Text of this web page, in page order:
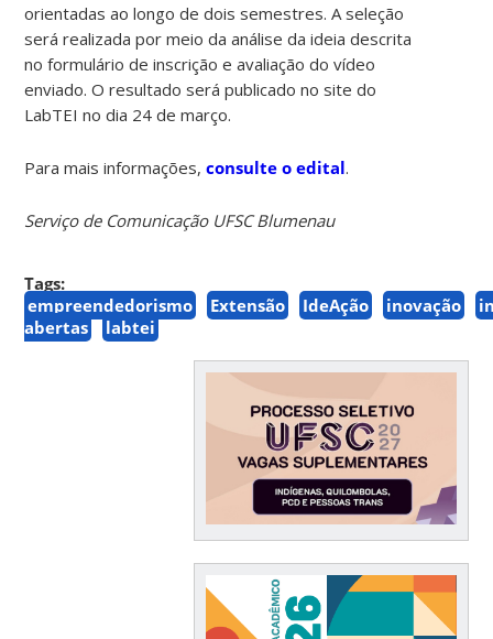
orientadas ao longo de dois semestres. A seleção
será realizada por meio da análise da ideia descrita
no formulário de inscrição e avaliação do vídeo
enviado. O resultado será publicado no site do
LabTEI no dia 24 de março.
Para mais informações,consulte o edital.
Serviço de Comunicação UFSC Blumenau
Tags:
empreendedorismo
Extensão IdeAção inovação
abertas
labtei